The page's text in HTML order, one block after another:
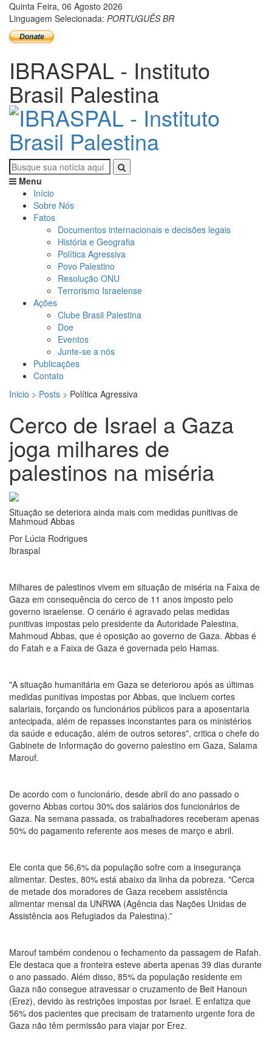
Quinta Feira, 06 Agosto 2026
Linguagem Selecionada: PORTUGUÊS BR
IBRASPAL - Instituto
Brasil Palestina
Menu
Início
Sobre Nós
Fatos
Documentos internacionais e decisões legais
História e Geografia
Política Agressiva
Povo Palestino
Resolução ONU
Terrorismo Israelense
Ações
Clube Brasil Palestina
Doe
Eventos
Junte-se a nós
Publicações
Contato
Inicio > Posts > Política Agressiva
Cerco de Israel a Gaza
joga milhares de
palestinos na miséria
Situação se deteriora ainda mais com medidas punitivas de
Mahmoud Abbas
Por Lúcia Rodrigues
Ibraspal
Milhares de palestinos vivem em situação de miséria na Faixa de
Gaza em consequência do cerco de 11 anos imposto pelo
governo israelense. O cenário é agravado pelas medidas
punitivas impostas pelo presidente da Autoridade Palestina,
Mahmoud Abbas, que é oposição ao governo de Gaza. Abbas é
do Fatah e a Faixa de Gaza é governada pelo Hamas.
"A situação humanitária em Gaza se deteriorou após as últimas
medidas punitivas impostas por Abbas, que incluem cortes
salariais, forçando os funcionários públicos para a aposentaria
antecipada, além de repasses inconstantes para os ministérios
da saúde e educação, além de outros setores", critica o chefe do
Gabinete de Informação do governo palestino em Gaza, Salama
Marouf.
De acordo com o funcionário, desde abril do ano passado o
governo Abbas cortou 30% dos salários dos funcionários de
Gaza. Na semana passada, os trabalhadores receberam apenas
50% do pagamento referente aos meses de março e abril.
Ele conta que 56,6% da população sofre com a insegurança
alimentar. Destes, 80% está abaixo da linha da pobreza. "Cerca
de metade dos moradores de Gaza recebem assistência
alimentar mensal da UNRWA (Agência das Nações Unidas de
Assistência aos Refugiados da Palestina).”
Marouf também condenou o fechamento da passagem de Rafah.
Ele destaca que a fronteira esteve aberta apenas 39 dias durante
o ano passado. Além disso, 85% da população residente em
Gaza não consegue atravessar o cruzamento de Beit Hanoun
(Erez), devido às restrições impostas por Israel. E enfatiza que
56% dos pacientes que precisam de tratamento urgente fora de
Gaza não têm permissão para viajar por Erez.